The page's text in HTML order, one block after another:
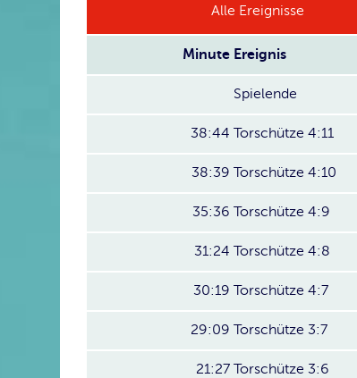
Alle Ereignisse
Minute Ereignis
Spielende
38:44 Torschütze 4:11
38:39 Torschütze 4:10
35:36 Torschütze 4:9
31:24 Torschütze 4:8
30:19 Torschütze 4:7
29:09 Torschütze 3:7
21:27 Torschütze 3:6